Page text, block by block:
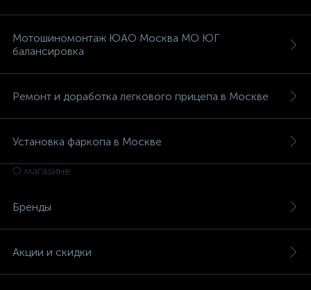
Мотошиномонтаж ЮАО Москва МО ЮГ
балансировка
Ремонт и доработка легкового прицепа в Москве
Установка фаркопа в Москве
О магазине
Бренды
Акции и скидки